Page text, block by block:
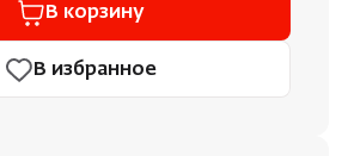
В корзину
В избранное